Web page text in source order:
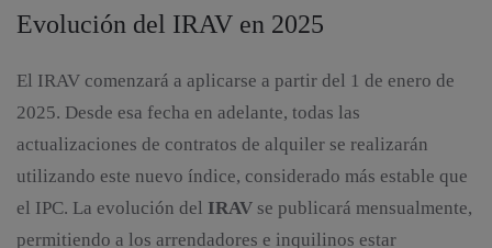
Evolución del IRAV en 2025
El IRAV comenzará a aplicarse a partir del 1 de enero de
2025. Desde esa fecha en adelante, todas las
actualizaciones de contratos de alquiler se realizarán
utilizando este nuevo índice, considerado más estable que
el IPC. La evolución del IRAV se publicará mensualmente,
permitiendo a los arrendadores e inquilinos estar